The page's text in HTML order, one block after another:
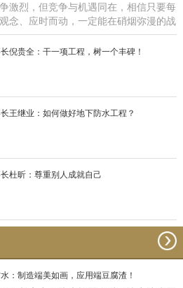
激烈，但竞争与机遇同在，相信只要每
念、应时而动，一定能在硝烟弥漫的战
地，正如蜀羊防水：一直在竞争中前
倪贵全：干一项工程，树一个丰碑！
王继业：如何做好地下防水工程？
杜昕：尊重别人成就自己
：制造端美如画，应用端豆腐渣！